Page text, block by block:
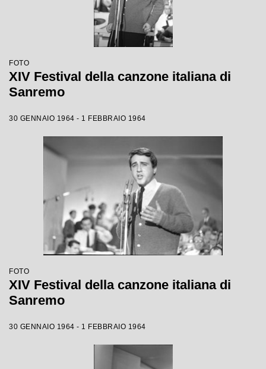
FOTO
XIV Festival della canzone italiana di
Sanremo
30 GENNAIO 1964 - 1 FEBBRAIO 1964
FOTO
XIV Festival della canzone italiana di
Sanremo
30 GENNAIO 1964 - 1 FEBBRAIO 1964